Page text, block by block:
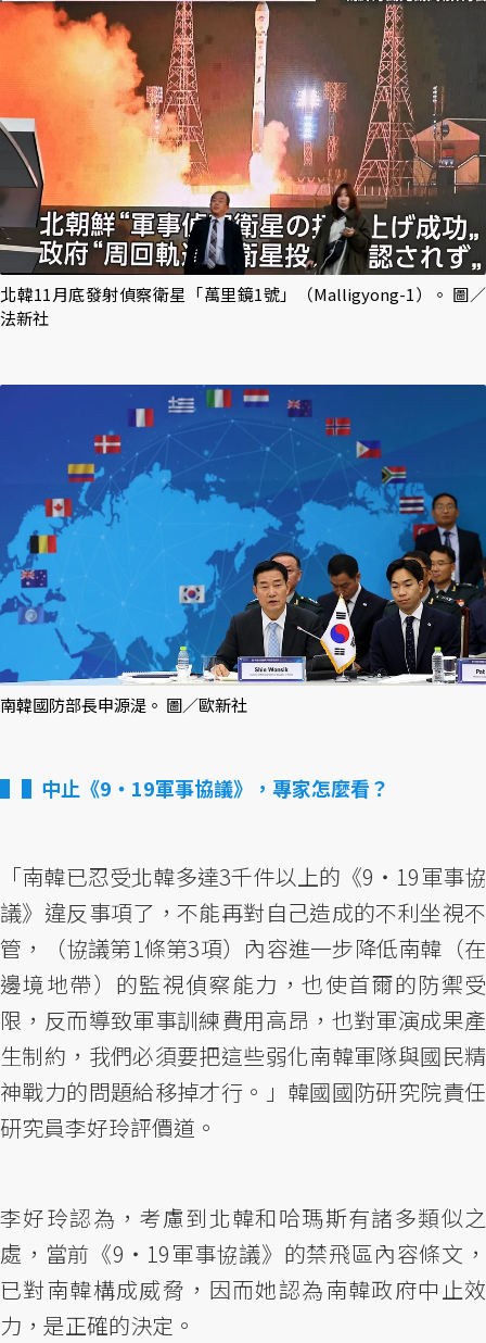
北韓11月底發射偵察衛星「萬里鏡1號」（Malligyong-1）。 圖／
法新社
南韓國防部長申源湜。 圖／歐新社
▌中止《9‧19軍事協議》，專家怎麼看？
「南韓已忍受北韓多達3千件以上的《9‧19軍事協
議》違反事項了，不能再對自己造成的不利坐視不
管，（協議第1條第3項）內容進一步降低南韓（在
邊境地帶）的監視偵察能力，也使首爾的防禦受
限，反而導致軍事訓練費用高昂，也對軍演成果產
生制約，我們必須要把這些弱化南韓軍隊與國民精
神戰力的問題給移掉才行。」韓國國防研究院責任
研究員李好玲評價道。
李好玲認為，考慮到北韓和哈瑪斯有諸多類似之
處，當前《9‧19軍事協議》的禁飛區內容條文，
已對南韓構成威脅，因而她認為南韓政府中止效
力，是正確的決定。